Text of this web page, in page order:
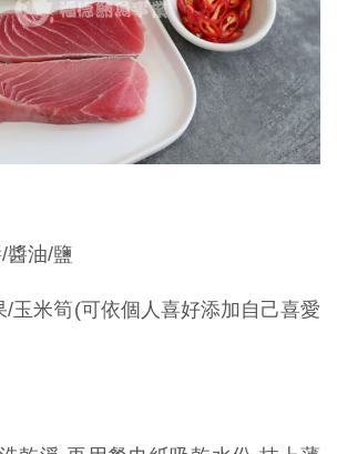
醬油/鹽
/玉米筍(可依個人喜好添加自己喜愛